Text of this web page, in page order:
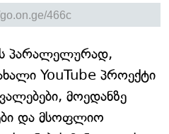
პარალელურად,
YouTube პროექტი
მოედანზე
და მსოფლიო